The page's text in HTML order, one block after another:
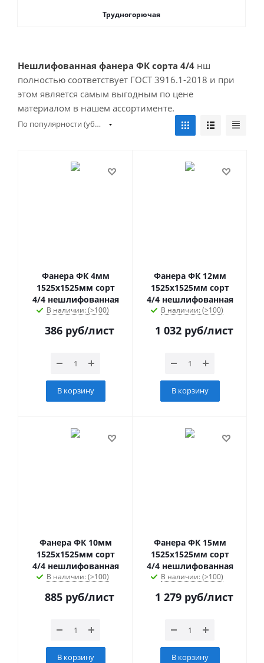
Трудногорючая
Нешлифованная фанера ФК сорта 4/4 нш
полностью соответствует ГОСТ 3916.1-2018 и при
этом является самым выгодным по цене
материалом в нашем ассортименте.
По популярности (убывание)
Фанера ФК 4мм
1525х1525мм сорт
4/4 нешлифованная
В наличии: (>100)
386 руб/лист
В корзину
Фанера ФК 12мм
1525х1525мм сорт
4/4 нешлифованная
В наличии: (>100)
1 032руб/лист
В корзину
Фанера ФК 10мм
1525х1525мм сорт
4/4 нешлифованная
В наличии: (>100)
885 руб/лист
В корзину
Фанера ФК 15мм
1525х1525мм сорт
4/4 нешлифованная
В наличии: (>100)
1 279руб/лист
В корзину